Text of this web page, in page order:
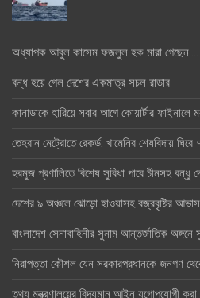
অধ্যাপক আবুল কাসেম ফজলুল হক মারা গেছেন….
বন্ধ হয়ে গেল দেশের একমাত্র সচল রাডার
কানাডাকে হারিয়ে সবার আগে কোয়ার্টার
তেহরান মেট্রোতে রেকর্ড: খামেনির শেষবিদায়
হরমুজ প্রণালিতে বিশেষ সুবিধা পাবে চীনসহ বন্ধু
দেশের ৯ অঞ্চলে ঝোড়ো হাওয়াসহ বজ্রবৃষ্টির আভাস
বাংলাদেশ সেনাবাহিনীর সুনাম আন্তর্জাতিক অঙ্গনে
নিরাপত্তা কৌশল যেন সরকারপ্রধানকে জনগণ
তথ্য মন্ত্রণালয়ের বিদ্যমান আইন যুগোপযোগী করা